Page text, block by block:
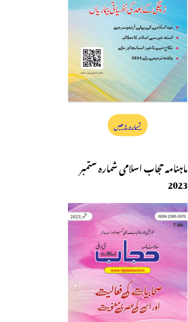
شمارہ پڑھیں
ماہنامہ حجاب اسلامی شمارہ ستمبر
2023